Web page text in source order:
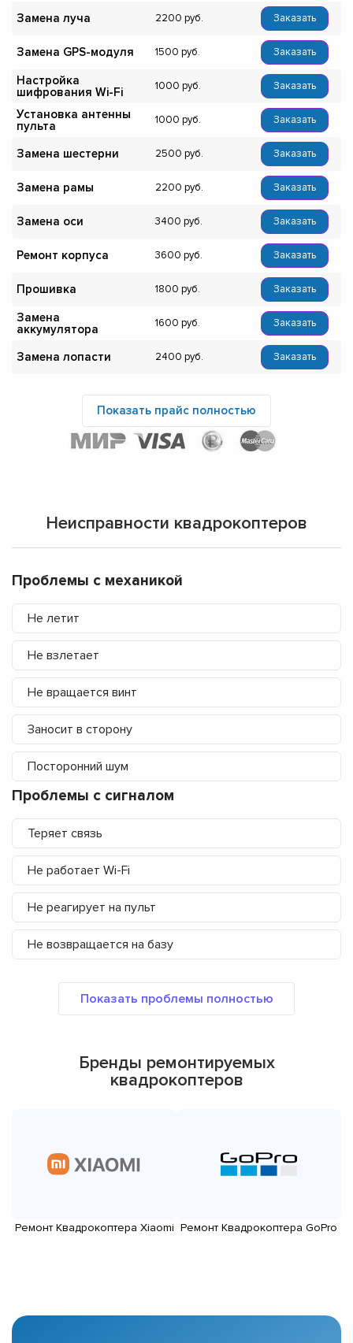
Замена луча 2200 Заказать
Замена GPS-модуля 1500 Заказать
Настройка
шифрования Wi-Fi
1000 Заказать
Установка антенны
пульта
1000 Заказать
Замена шестерни 2500 Заказать
Замена рамы 2200 Заказать
Замена оси 3400 Заказать
Ремонт корпуса 3600 Заказать
Прошивка 1800 Заказать
Замена
аккумулятора
1600 Заказать
Замена лопасти 2400 Заказать
Показать прайс полностью
Неисправности квадрокоптеров
Проблемы с механикой
Не летит
Не взлетает
Не вращается винт
Заносит в сторону
Посторонний шум
Проблемы с сигналом
Теряет связь
Не работает Wi-Fi
Не реагирует на пульт
Не возвращается на базу
Бренды ремонтируемых
квадрокоптеров
Ремонт Квадрокоптера Xiaomi Ремонт Квадрокоптера GoPro